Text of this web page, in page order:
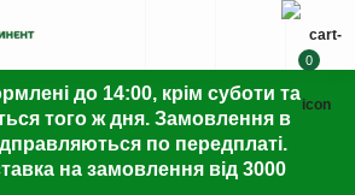
до 14:00, крім суботи та
того ж дня. Замовлення в
по передплаті.
на замовлення від 3000
0